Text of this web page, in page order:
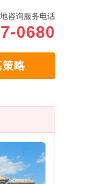
咨询服务电话
0680
略